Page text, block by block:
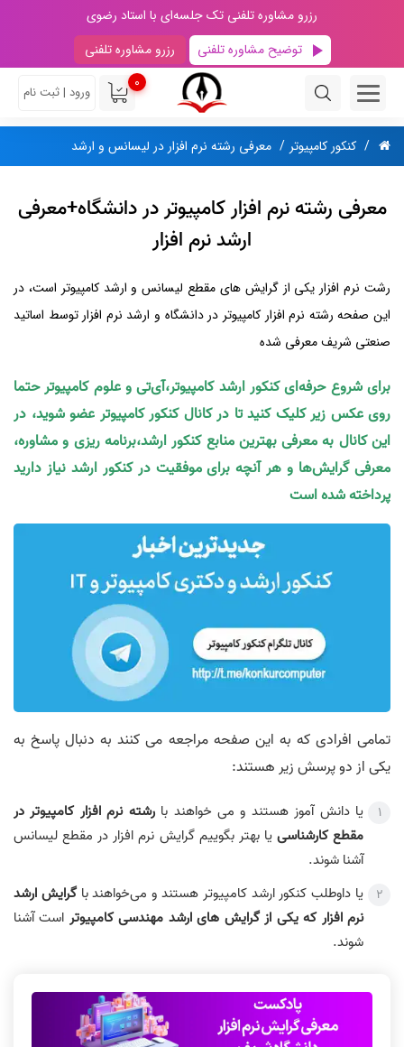
رزرو مشاوره تلفنی تک جلسه‌ای با استاد رضوی
توضیح مشاوره تلفنی
رزرو مشاوره تلفنی
0
ورود | ثبت نام
کنکور کامپیوتر معرفی رشته نرم افزار در لیسانس و ارشد
معرفی رشته نرم افزار کامپیوتر در دانشگاه+معرفی
ارشد نرم افزار
رشت نرم افزار یکی از گرایش های مقطع لیسانس و ارشد کامپیوتر است، در
این صفحه رشته نرم افزار کامپیوتر در دانشگاه و ارشد نرم افزار توسط اساتید
صنعتی شریف معرفی شده
برای شروع حرفه‌ای کنکور ارشد کامپیوتر،آی‌تی و علوم کامپیوتر حتما
روی عکس زیر کلیک کنید تا در کانال کنکور کامپیوتر عضو شوید، در
این کانال به معرفی بهترین منابع کنکور ارشد،برنامه ریزی و مشاوره،
معرفی گرایش‌ها و هر آنچه برای موفقیت در کنکور ارشد نیاز دارید
پرداخته شده است
تمامی افرادی که به این صفحه مراجعه می کنند به دنبال پاسخ به
یکی از دو پرسش زیر هستند:
یا دانش آموز هستند و می خواهند بارشته نرم افزار کامپیوتر در
مقطع کارشناسی یا بهتر بگوییم گرایش نرم افزار در مقطع لیسانس
آشنا شوند.
یا داوطلب کنکور ارشد کامپیوتر هستند و می‌خواهند باگرایش ارشد
نرم افزار که یکی از گرایش های ارشد مهندسی کامپیوتر است آشنا
شوند.